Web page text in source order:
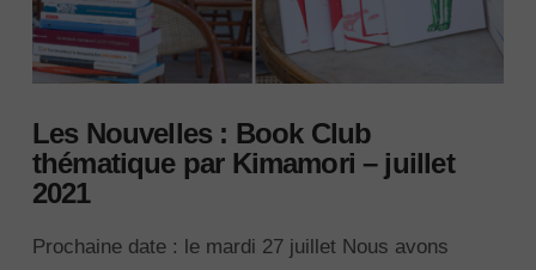
Les Nouvelles : Book Club
thématique par Kimamori – juillet
2021
Prochaine date : le mardi 27 juillet Nous avons